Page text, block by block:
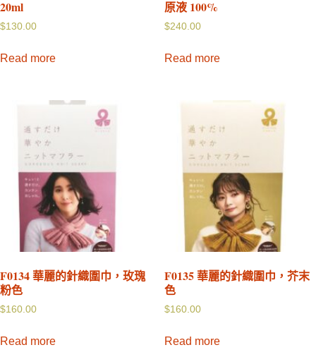
20ml
$130.00
Read more
原液 100%
$240.00
Read more
F0134 華麗的針織圍巾，玫瑰
粉色
$160.00
Read more
F0135 華麗的針織圍巾，芥末
色
$160.00
Read more